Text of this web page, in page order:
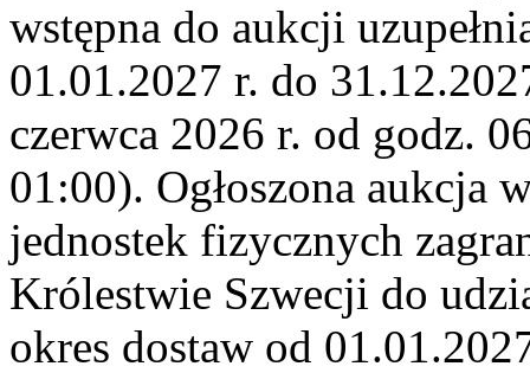
wstępna do aukcji
01.01.2027 r. do
czerwca 2026 r. od godz.
01:00). Ogłoszona aukcja
jednostek fizycznych
Królestwie Szwecji do
okres dostaw od